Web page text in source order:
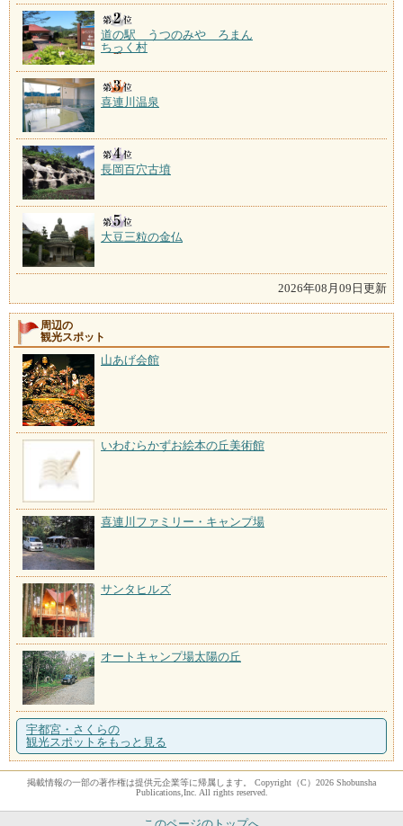
道の駅 うつのみや ろまん
ちっく村
喜連川温泉
長岡百穴古墳
大豆三粒の金仏
2026年08月09日更新
周辺の
観光スポット
山あげ会館
いわむらかずお絵本の丘美術館
喜連川ファミリー・キャンプ場
サンタヒルズ
オートキャンプ場太陽の丘
宇都宮・さくらの
観光スポットをもっと見る
掲載情報の一部の著作権は提供元企業等に帰属します。 Copyright（C）2026 Shobunsha
Publications,Inc. All rights reserved.